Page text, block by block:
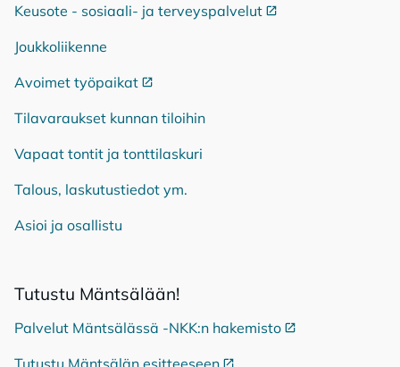
Keusote - sosiaali- ja terveyspalvelut Ulkoinen linkki
Joukkoliikenne
Avoimet työpaikat Ulkoinen linkki
Tilavaraukset kunnan tiloihin
Vapaat tontit ja tonttilaskuri
Talous, laskutustiedot ym.
Asioi ja osallistu
Tu­tus­tu Mänt­sä­lään!
Palvelut Mäntsälässä -NKK:n hakemisto Ulkoinen linkki